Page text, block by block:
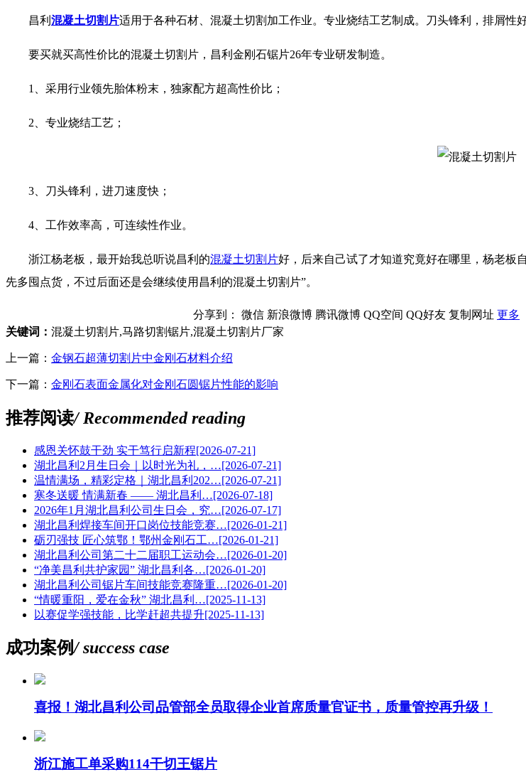
昌利 混凝土切割片适用于各种石材、混凝土切割加工作业。专业烧结工艺制成。刀头锋利，排屑性
要买就买高性价比的混凝土切割片，昌利金刚石锯片26年专业研发制造。
1、采用行业领先胎体粉末，独家配方超高性价比；
2、专业烧结工艺；
3、刀头锋利，进刀速度快；
4、工作效率高，可连续性作业。
浙江杨老板，最开始我总听说昌利的混凝土切割片好，后来自己试了才知道究竟好在哪里，杨老板
先多囤点货，不过后面还是会继续使用昌利的混凝土切割片”。
分享到： 微信 新浪微博 腾讯微博 QQ空间 QQ好友 复制网址 更多
关键词： 混凝土切割片,马路切割锯片,混凝土切割片厂家
上一篇： 金钢石超薄切割片中金刚石材料介绍
下一篇： 金刚石表面金属化对金刚石圆锯片性能的影响
推荐阅读/ Recommended reading
感恩关怀鼓干劲 实干笃行启新程[2026-07-21]
湖北昌利2月生日会｜以时光为礼，…[2026-07-21]
温情满场，精彩定格｜湖北昌利202…[2026-07-21]
寒冬送暖 情满新春 —— 湖北昌利…[2026-07-18]
2026年1月湖北昌利公司生日会，究…[2026-07-17]
湖北昌利焊接车间开口岗位技能竞赛…[2026-01-21]
砺刃强技 匠心筑鄂！鄂州金刚石工…[2026-01-21]
湖北昌利公司第二十二届职工运动会…[2026-01-20]
“净美昌利共护家园” 湖北昌利各…[2026-01-20]
湖北昌利公司锯片车间技能竞赛隆重…[2026-01-20]
“情暖重阳，爱在金秋” 湖北昌利…[2025-11-13]
以赛促学强技能，比学赶超共提升[2025-11-13]
成功案例/ success case
喜报！湖北昌利公司品管部全员取得企业首席质量官证书，质量管控再升级！
浙江施工单采购114干切王锯片